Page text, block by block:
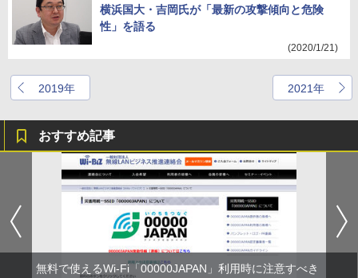
横浜国大・吉岡氏が「最新の攻撃傾向と危険
性」を語る
(2020/1/21)
2019年 2021年
おすすめ記事
無料で使えるWi-Fi「00000JAPAN」利用時に注意すべき